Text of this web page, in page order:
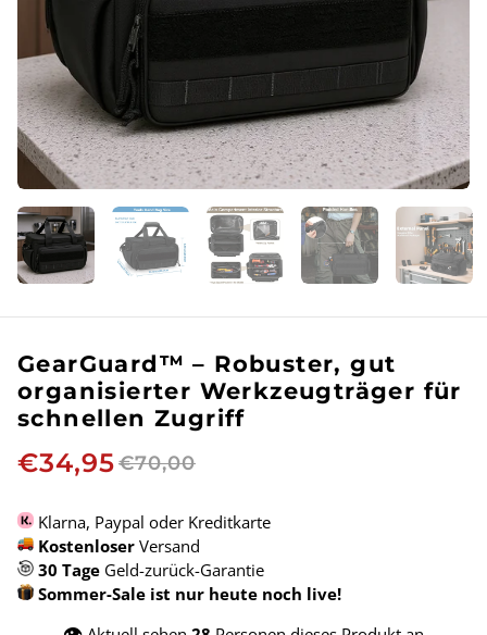
GearGuard™ – Robuster, gut
organisierter Werkzeugträger für
schnellen Zugriff
€34,95€70,00
Klarna, Paypal oder Kreditkarte
Kostenloser Versand
30 Tage Geld-zurück-Garantie
Sommer-Sale ist nur heute noch live!